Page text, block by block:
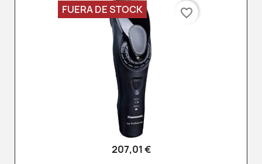
207,01 €
FUERA DE STOCK favorite_border